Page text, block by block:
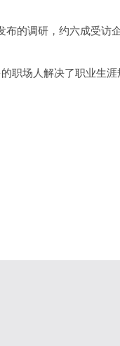
的调研，约六成受访
场人解决了职业生涯